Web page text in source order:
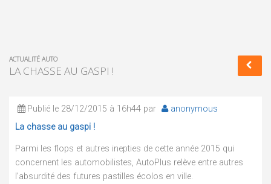
ACTUALITÉ AUTO
LA CHASSE AU GASPI !
Publié le 28/12/2015 à 16h44 par
anonymous
La chasse au gaspi !
Parmi les flops et autres inepties de cette année 2015 qui
concernent les automobilistes, AutoPlus relève entre autres
l'absurdité des futures pastilles écolos en ville.